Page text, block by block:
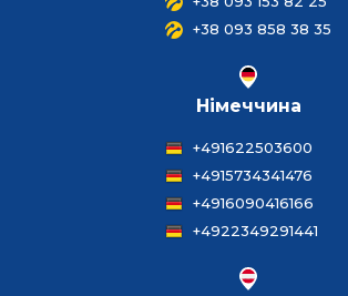
+38 093 858 38 35
Німеччина
+491622503600
+4915734341476
+4916090416166
+4922349291441